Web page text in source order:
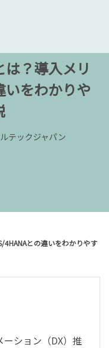
は？導入メリ
いをわかりや
テックジャパン
4HANAとの違いをわかりやす
ション（DX）推